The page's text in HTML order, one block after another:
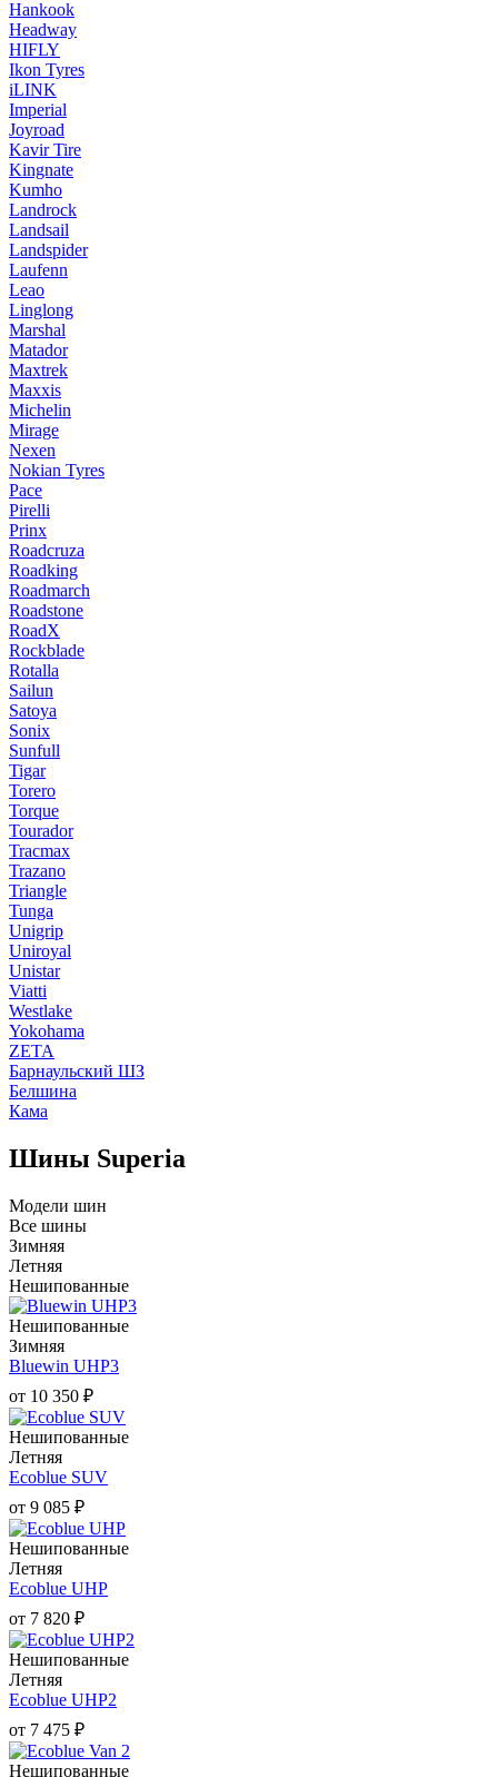
Hankook
Headway
HIFLY
Ikon Tyres
iLINK
Imperial
Joyroad
Kavir Tire
Kingnate
Kumho
Landrock
Landsail
Landspider
Laufenn
Leao
Linglong
Marshal
Matador
Maxtrek
Maxxis
Michelin
Mirage
Nexen
Nokian Tyres
Pace
Pirelli
Prinx
Roadcruza
Roadking
Roadmarch
Roadstone
RoadX
Rockblade
Rotalla
Sailun
Satoya
Sonix
Sunfull
Tigar
Torero
Torque
Tourador
Tracmax
Trazano
Triangle
Tunga
Unigrip
Uniroyal
Unistar
Viatti
Westlake
Yokohama
ZETA
Барнаульский ШЗ
Белшина
Кама
Шины Superia
Модели шин
Все шины
Зимняя
Летняя
Нешипованные
Нешипованные
Зимняя
Bluewin UHP3
от 10 350 ₽
Нешипованные
Летняя
Ecoblue SUV
от 9 085 ₽
Нешипованные
Летняя
Ecoblue UHP
от 7 820 ₽
Нешипованные
Летняя
Ecoblue UHP2
от 7 475 ₽
Нешипованные